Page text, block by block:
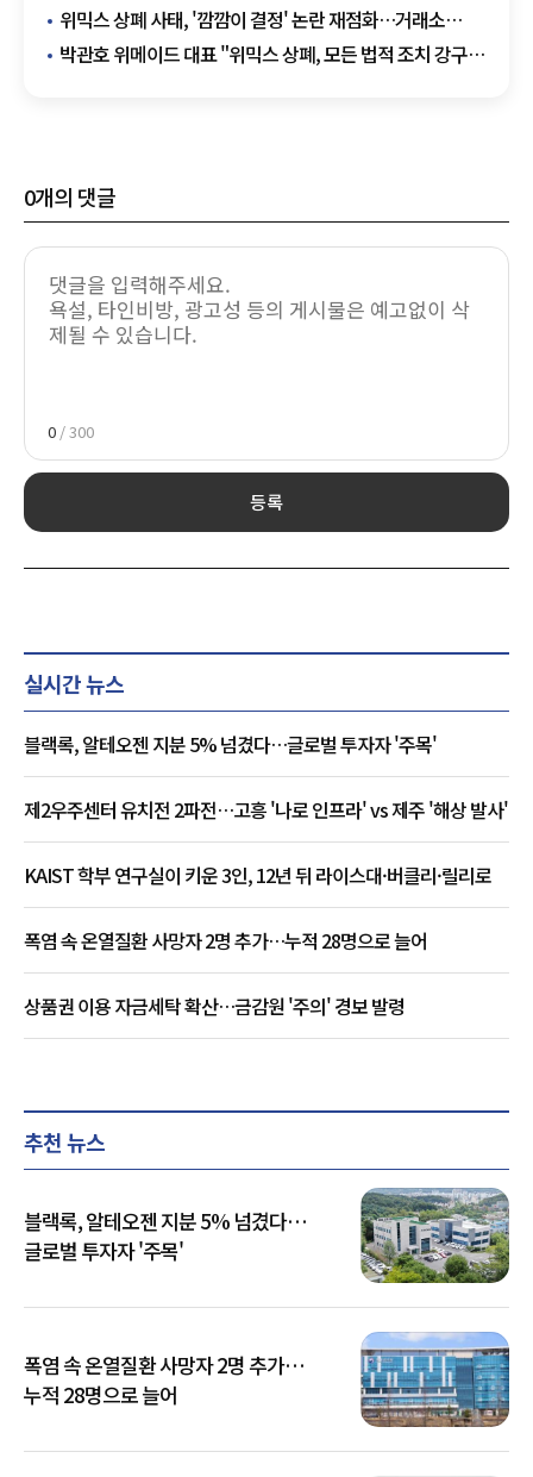
위믹스 상폐 사태, '깜깜이 결정' 논란 재점화…거래소
투명성 시험대
박관호 위메이드 대표 "위믹스 상폐, 모든 법적 조치 강구할
0개의 댓글
0 / 300
등록
실시간 뉴스
블랙록, 알테오젠 지분 5% 넘겼다…글로벌 투자자 '주목'
제2우주센터 유치전 2파전…고흥 '나로 인프라' vs 제주 '해상 발사'
KAIST 학부 연구실이 키운 3인, 12년 뒤 라이스대·버클리·릴리로
폭염 속 온열질환 사망자 2명 추가…누적 28명으로 늘어
상품권 이용 자금세탁 확산…금감원 '주의' 경보 발령
추천 뉴스
블랙록, 알테오젠 지분 5% 넘겼다…
글로벌 투자자 '주목'
폭염 속 온열질환 사망자 2명 추가…
누적 28명으로 늘어